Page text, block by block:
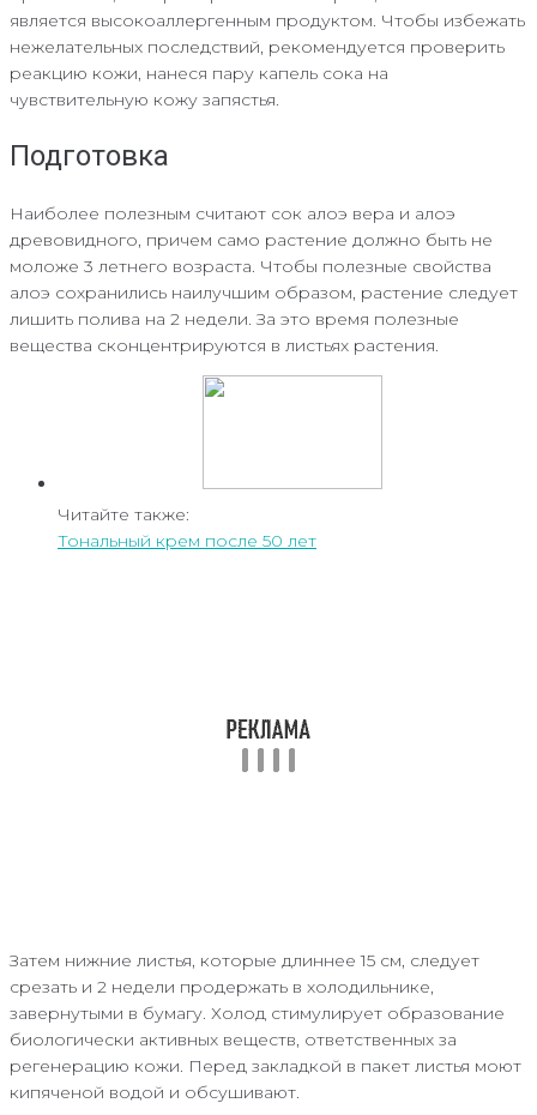
является высокоаллергенным продуктом. Чтобы избежать
нежелательных последствий, рекомендуется проверить
реакцию кожи, нанеся пару капель сока на
чувствительную кожу запястья.
Подготовка
Наиболее полезным считают сок алоэ вера и алоэ
древовидного, причем само растение должно быть не
моложе 3 летнего возраста. Чтобы полезные свойства
алоэ сохранились наилучшим образом, растение следует
лишить полива на 2 недели. За это время полезные
вещества сконцентрируются в листьях растения.
Читайте также:
Тональный крем после 50 лет
Затем нижние листья, которые длиннее 15 см, следует
срезать и 2 недели продержать в холодильнике,
завернутыми в бумагу. Холод стимулирует образование
биологически активных веществ, ответственных за
регенерацию кожи. Перед закладкой в пакет листья моют
кипяченой водой и обсушивают.